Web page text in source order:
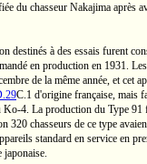
du chasseur Nakajima après
destinés à des essais furent
en production en 1931.
de la même année, et cet
C.1 d'origine française, mais
Ko-4. La production du Type
320 chasseurs de ce type
standard en service en
japonaise.